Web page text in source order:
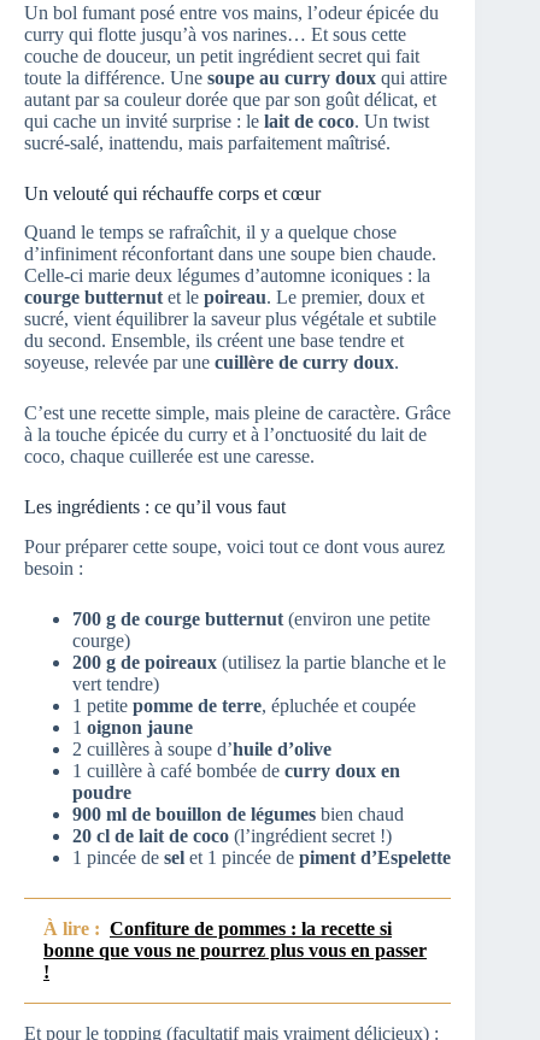
Un bol fumant posé entre vos mains, l’odeur épicée du
curry qui flotte jusqu’à vos narines… Et sous cette
couche de douceur, un petit ingrédient secret qui fait
toute la différence. Une soupe au curry doux qui attire
autant par sa couleur dorée que par son goût délicat, et
qui cache un invité surprise : le lait de coco. Un twist
sucré-salé, inattendu, mais parfaitement maîtrisé.
Un velouté qui réchauffe corps et cœur
Quand le temps se rafraîchit, il y a quelque chose
d’infiniment réconfortant dans une soupe bien chaude.
Celle-ci marie deux légumes d’automne iconiques : la
courge butternut et le poireau. Le premier, doux et
sucré, vient équilibrer la saveur plus végétale et subtile
du second. Ensemble, ils créent une base tendre et
soyeuse, relevée par une cuillère de curry doux.
C’est une recette simple, mais pleine de caractère. Grâce
à la touche épicée du curry et à l’onctuosité du lait de
coco, chaque cuillerée est une caresse.
Les ingrédients : ce qu’il vous faut
Pour préparer cette soupe, voici tout ce dont vous aurez
besoin :
700 g de courge butternut (environ une petite
courge)
200 g de poireaux (utilisez la partie blanche et le
vert tendre)
1 petite pomme de terre, épluchée et coupée
1 oignon jaune
2 cuillères à soupe d’huile d’olive
1 cuillère à café bombée de curry doux en
poudre
900 ml de bouillon de légumes bien chaud
20 cl de lait de coco (l’ingrédient secret !)
1 pincée de sel et 1 pincée de piment d’Espelette
À lire : Confiture de pommes : la recette si
bonne que vous ne pourrez plus vous en passer
!
Et pour le topping (facultatif mais vraiment délicieux) :